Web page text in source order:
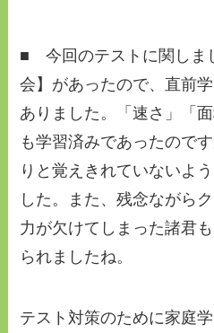
■ 今回のテストに関しま
会】があったので、直前
ありました。「速さ」「
も学習済みであったので
りと覚えきれていないよ
した。また、残念ながら
力が欠けてしまった諸君
られましたね。
テスト対策のために家庭